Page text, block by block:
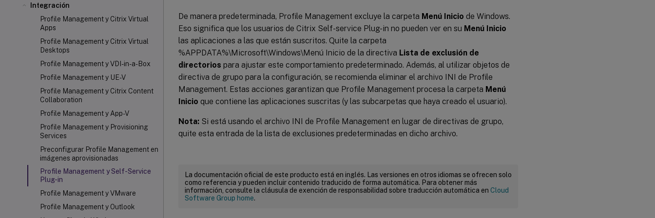
Integración
Profile Management y Citrix Virtual
Apps
Profile Management y Citrix Virtual
Desktops
Profile Management y VDI-in-a-Box
Profile Management y UE-V
Profile Management y Citrix Content
Collaboration
Profile Management y App-V
Profile Management y Provisioning
Services
Preconfigurar Profile Management en
imágenes aprovisionadas
Profile Management y Self-Service
Plug-in
Profile Management y VMware
Profile Management y Outlook
De manera predeterminada, Profile Management excluye la carpeta Menú Inicio de Windows.
Eso significa que los usuarios de Citrix Self-service Plug-in no pueden ver en su Menú Inicio
las aplicaciones a las que están suscritos. Quite la carpeta
%APPDATA%\Microsoft\Windows\Menú Inicio de la directiva Lista de exclusión de
directorios para ajustar este comportamiento predeterminado. Además, al utilizar objetos de
directiva de grupo para la configuración, se recomienda eliminar el archivo INI de Profile
Management. Estas acciones garantizan que Profile Management procesa la carpeta Menú
Inicio que contiene las aplicaciones suscritas (y las subcarpetas que haya creado el usuario).
Nota: Si está usando el archivo INI de Profile Management en lugar de directivas de grupo,
quite esta entrada de la lista de exclusiones predeterminadas en dicho archivo.
La documentación oficial de este producto está en inglés. Las versiones en otros idiomas se ofrecen solo
como referencia y pueden incluir contenido traducido de forma automática. Para obtener más
información, consulte la cláusula de exención de responsabilidad sobre traducción automática en Cloud
Software Group home.